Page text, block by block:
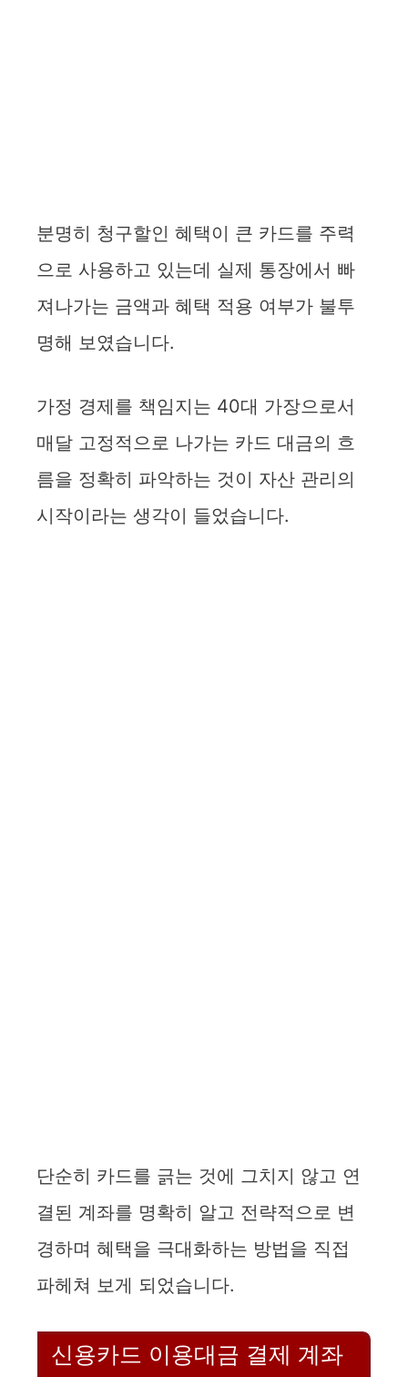
분명히 청구할인 혜택이 큰 카드를 주력
으로 사용하고 있는데 실제 통장에서 빠
져나가는 금액과 혜택 적용 여부가 불투
명해 보였습니다.
가정 경제를 책임지는 40대 가장으로서
매달 고정적으로 나가는 카드 대금의 흐
름을 정확히 파악하는 것이 자산 관리의
시작이라는 생각이 들었습니다.
단순히 카드를 긁는 것에 그치지 않고 연
결된 계좌를 명확히 알고 전략적으로 변
경하며 혜택을 극대화하는 방법을 직접
파헤쳐 보게 되었습니다.
신용카드 이용대금 결제 계좌